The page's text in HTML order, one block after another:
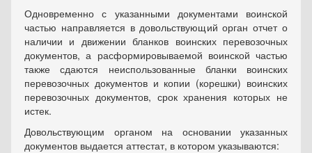
Одновременно с указанными документами воинской
частью направляется в довольствующий орган отчет о
наличии и движении бланков воинских перевозочных
документов, а расформировываемой воинской частью
также сдаются неиспользованные бланки воинских
перевозочных документов и копии (корешки) воинских
перевозочных документов, срок хранения которых не
истек.
Довольствующим органом на основании указанных
документов выдается аттестат, в котором указываются: